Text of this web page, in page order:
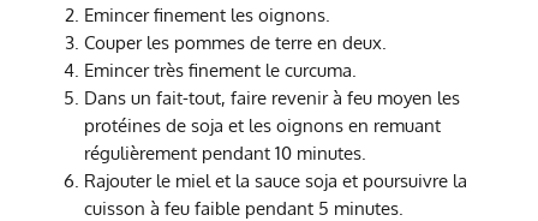
Emincer finement les oignons.
Couper les pommes de terre en deux.
Emincer très finement le curcuma.
Dans un fait-tout, faire revenir à feu moyen les
protéines de soja et les oignons en remuant
régulièrement pendant 10 minutes.
Rajouter le miel et la sauce soja et poursuivre la
cuisson à feu faible pendant 5 minutes.